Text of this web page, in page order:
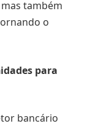
também
o
para
bancário